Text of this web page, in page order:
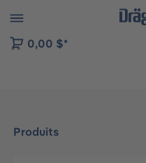
to B2B platform
0,00 $*
Produits